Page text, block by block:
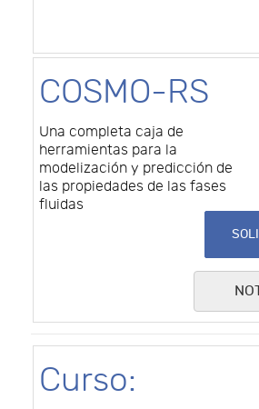
COSMO-RS
Una completa caja de
herramientas para la
modelización y predicción de
las propiedades de las fases
fluidas
Curso: